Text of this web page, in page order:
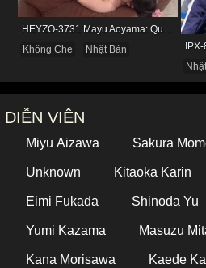
HEYZO-3731 Mayu Aoyama: Quý Bà Biến Thái Thích Bị Nhìn Khi Tự Sướng
Không Che
Nhật Bản
DIỄN VIÊN
Miyu Aizawa Sakura
Unknown Kitaoka Karin
Eimi Fukada Shinoda Yu
Yumi Kazama Masuzu
Kana Morisawa Kaede